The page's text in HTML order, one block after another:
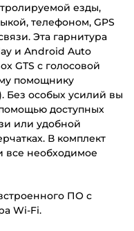
езды,
телефоном, GPS
Эта гарнитура
и Android Auto
GTS с голосовой
помощнику
Без особых усилий вы
доступных
или удобной
В комплект
все необходимое
ПО с
Wi-Fi.